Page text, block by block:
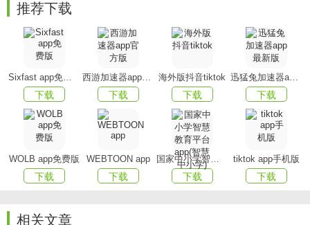
【实时公交】
实时查询某一辆公交车的位置，公交何时
到站心中有数
【路线查询】选择出发车站与目的地车站，为您智能选
择公交换乘方案，乘换案内也无忧
【全国覆盖】
覆盖全国大部分主要城市地区，基于高德
地图导航，定位准确
【到站提醒】选择上车站点并开启到站提醒通知，公交
车即将到站时闹铃提醒，不再因为低头玩手机而错过久等的
推荐下载
Sixfast app免费版
下载
西游加速器app官方版
下载
海外版抖音tiktok
下载
迅猛兔加速器app最新版
下载
WOLB app免费版
下载
WEBTOON app
下载
国家中小学智慧教育平台app(智慧中小学)
下载
tiktok app手机版
下载
相关文章